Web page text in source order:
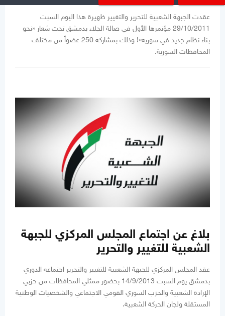
عقدت الجبهة الشعبية للتحرير والتغيير ظهيرة هذا اليوم السبت
29/10/2011 مؤتمرها الأول في صالة الجلاء بدمشق تحت شعار «نحو
بناء نظام جديد في سورية»! وذلك بمشاركة 250 عضواً من مختلف
المحافظات السورية.
بلاغ عن اجتماع المجلس المركزي للجبهة
الشعبية للتغيير والتحرير
عقد المجلس المركزي للجبهة الشعبية للتغيير والتحرير اجتماعه الدوري
بدمشق يوم السبت 14/9/2013 بحضور ممثلي المحافظات من حزبي
الإرادة الشعبية والحزب السوري القومي الاجتماعي والشخصيات الوطنية
المستقلة ولجان الحركة الشعبية.